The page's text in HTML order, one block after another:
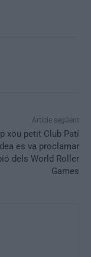
Article següent
xou petit Club Patí
es va proclamar
dels World Roller
Games